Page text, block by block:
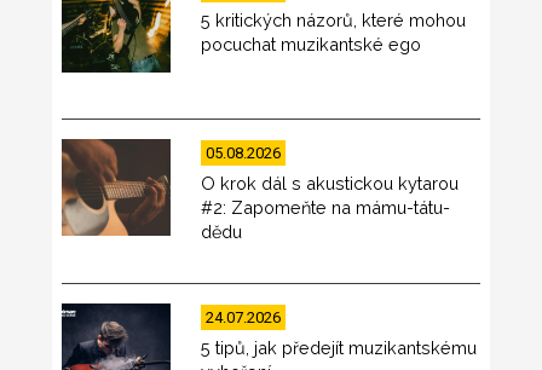
5 kritických názorů, které mohou
pocuchat muzikantské ego
05.08.2026
O krok dál s akustickou kytarou
#2: Zapomeňte na mámu-tátu-
dědu
24.07.2026
5 tipů, jak předejít muzikantskému